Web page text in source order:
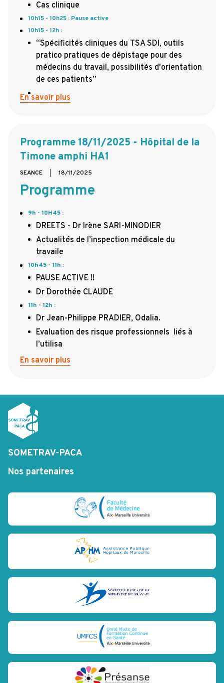
Cas clinique
10h15 - 10h25 : Pause active
10h15 - 12h :
“Spécificités cliniques du TSA SDI, outils
pratico pratiques de dépistage pour des
médecins du travail, possibilités d'orientation
de ces patients”
En savoir plus
Programme 18/11/2025 - Hôpital de la
Timone amphi HA1
SEANCE 18/11/2025
Programme
9h - 10H45 :
DREETS - Dr Irène SARI-MINODIER
Actualités de l’inspection médicale du
travaile
10h45 - 11h :
PAUSE ACTIVE !!
Dr Dorothée CLAUDE
11h - 12h :
Dr Jean-Philippe PRADIER, Odalia.
Evaluation des risque professionnels liés à
l’utilisa
En savoir plus
Nos partenaires